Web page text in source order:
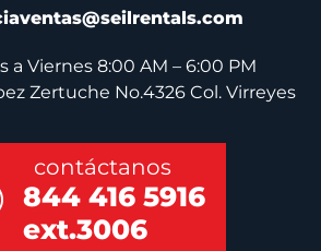
a Viernes 8:00 AM – 6:00 PM
Zertuche No.4326 Col. Virreyes
contáctanos
844 416 5916
ext.3006